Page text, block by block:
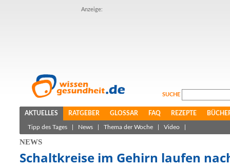
Anzeige:
SUCHE
AKTUELLES RATGEBER GLOSSAR FAQ REZEPTE
Tipp des Tages News Thema der Woche Video
NEWS
Schaltkreise im Gehirn laufen